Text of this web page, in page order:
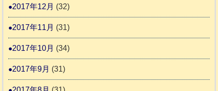
2017年12月 (32)
2017年11月 (31)
2017年10月 (34)
2017年9月 (31)